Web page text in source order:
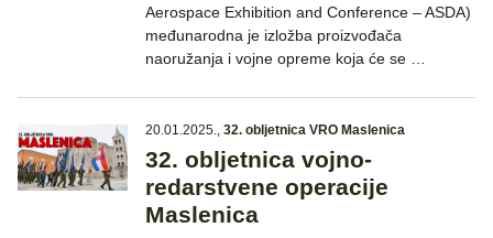
Aerospace Exhibition and Conference – ASDA)
međunarodna je izložba proizvođača
naoružanja i vojne opreme koja će se …
20.01.2025., 32. obljetnica VRO Maslenica
32. obljetnica vojno-
redarstvene operacije
Maslenica